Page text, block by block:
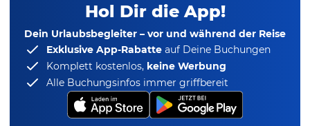
Hol Dir die App!
Dein Urlaubsbegleiter – vor und während der Reise
Exklusive App-Rabatte auf Deine Buchungen
Komplett kostenlos, keine Werbung
Alle Buchungsinfos immer griffbereit